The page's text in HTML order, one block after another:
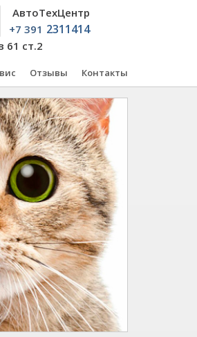
АвтоТехЦентр
+7 391 2311414
61 ст.2
Отзывы Контакты